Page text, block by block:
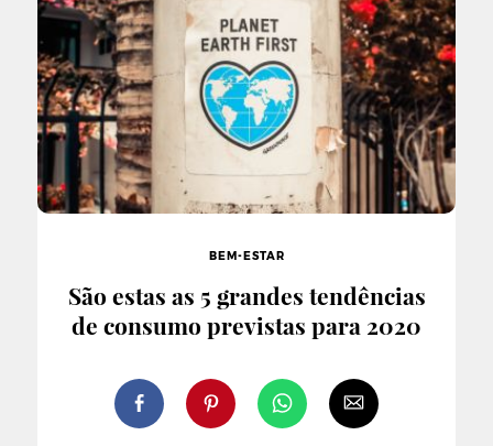
BEM-ESTAR
São estas as 5 grandes tendências
de consumo previstas para 2020